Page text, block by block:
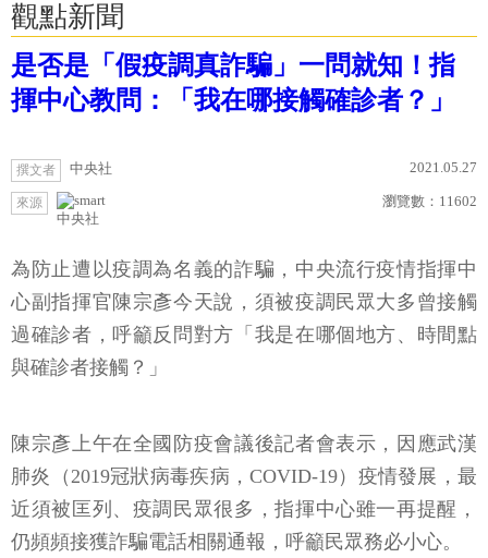
觀點新聞
是否是「假疫調真詐騙」一問就知！指
揮中心教問：「我在哪接觸確診者？」
撰文者 中央社 2021.05.27
來源
中央社
瀏覽數： 11602
為防止遭以疫調為名義的詐騙，中央流行疫情指揮中
心副指揮官陳宗彥今天說，須被疫調民眾大多曾接觸
過確診者，呼籲反問對方「我是在哪個地方、時間點
與確診者接觸？」
陳宗彥上午在全國防疫會議後記者會表示，因應武漢
肺炎（2019冠狀病毒疾病，COVID-19）疫情發展，最
近須被匡列、疫調民眾很多，指揮中心雖一再提醒，
仍頻頻接獲詐騙電話相關通報，呼籲民眾務必小心。